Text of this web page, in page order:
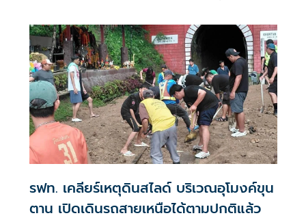
รฟท. เคลียร์เหตุดินสไลด์ บริเวณอุโมงค์ขุน
ตาน เปิดเดินรถสายเหนือได้ตามปกติแล้ว